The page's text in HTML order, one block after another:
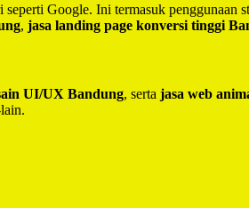
Google. Ini termasuk
, jasa landing page konversi tinggi
UI/UX Bandung, serta jasa web